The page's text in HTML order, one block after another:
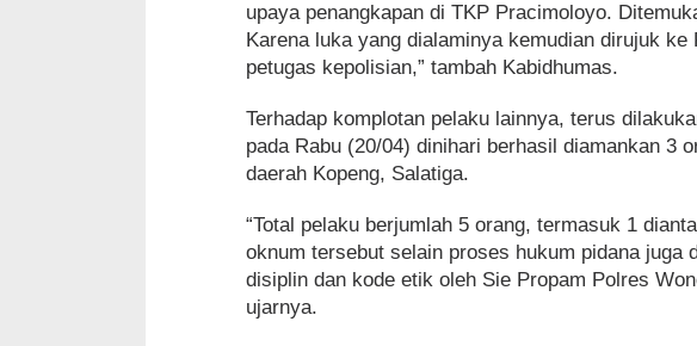
upaya penangkapan di TKP Pracimoloyo.
Karena luka yang dialaminya kemudian dirujuk ke
petugas kepolisian,” tambah Kabidhumas.
Terhadap komplotan pelaku lainnya, terus
pada Rabu (20/04) dinihari berhasil diamankan 3
daerah Kopeng, Salatiga.
“Total pelaku berjumlah 5 orang, termasuk 1
oknum tersebut selain proses hukum pidana juga
disiplin dan kode etik oleh Sie Propam Polres
ujarnya.